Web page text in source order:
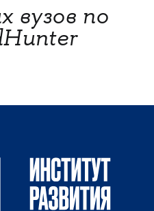
вузов по